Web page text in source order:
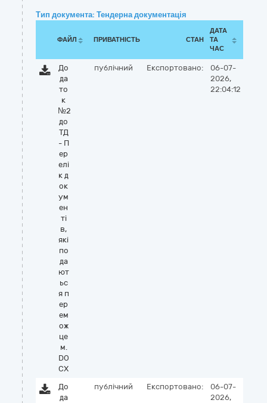
Тип документа: Тендерна документація
ФАЙЛ ПРИВАТНІСТЬ СТАН
ДАТА
ТА
ЧАС
До
да
то
к
№2
до
ТД
- П
ер
елі
к д
ок
ум
ен
ті
в,
які
по
да
ют
ьс
я п
ер
ем
ож
це
м.
DO
CX
публічний Експортовано:
06-07-
2026,
22:04:12
До
да
публічний Експортовано:
06-07-
2026,